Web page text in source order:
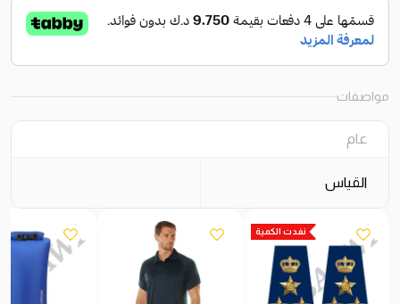
مواصفات
عام
القياس
نفدت الكمية